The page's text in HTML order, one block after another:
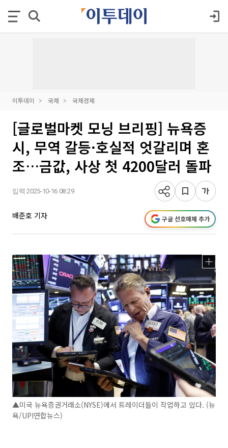
이투데이 국제 국제경제
[글로벌마켓 모닝 브리핑] 뉴욕증
시, 무역 갈등·호실적 엇갈리며 혼
조…금값, 사상 첫 4200달러 돌파
입력 2025-10-16 08:29
배준호 기자 구글 선호매체 추가
▲미국 뉴욕증권거래소(NYSE)에서 트레이더들이 작업하고 있다. (뉴
욕/UPI연합뉴스)